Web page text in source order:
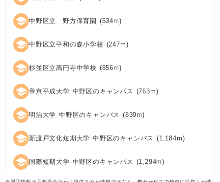
school 中野区立 野方保育園 (534m)
school 中野区立平和の森小学校 (247m)
school 杉並区立高円寺中学校 (856m)
school 帝京平成大学 中野区のキャンパス (763m)
school 明治大学 中野区のキャンパス (839m)
school 新渡戸文化短期大学 中野区のキャンパス (1,184m)
school 国際短期大学 中野区のキャンパス (1,294m)